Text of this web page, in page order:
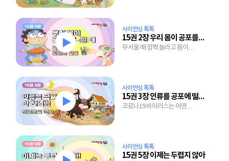
사이언싱 톡톡
15권 2장 우리 몸이 공포를 느낄 때
무서울 때 깜짝 놀라고 몸이
사이언싱 톡톡
15권 3장 인류를 공포에 떨게 한 전염병
코로나19 바이러스는 어떤
사이언싱 톡톡
15권 5장 이제는 두렵지 않아